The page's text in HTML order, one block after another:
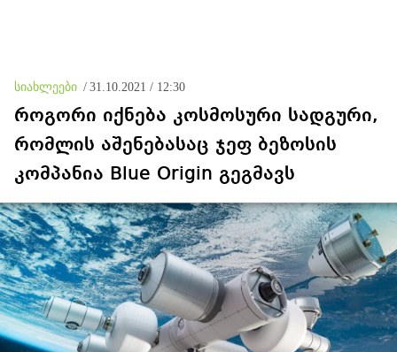
სიახლეები / 31.10.2021 / 12:30
როგორი იქნება კოსმოსური სადგური,
რომლის აშენებასაც ჯეფ ბეზოსის
კომპანია Blue Origin გეგმავს